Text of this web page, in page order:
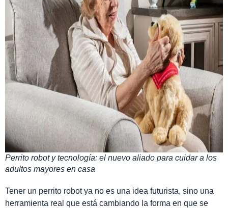
Perrito robot y tecnología: el nuevo aliado para cuidar a los
adultos mayores en casa
Tener un perrito robot ya no es una idea futurista, sino una
herramienta real que está cambiando la forma en que se